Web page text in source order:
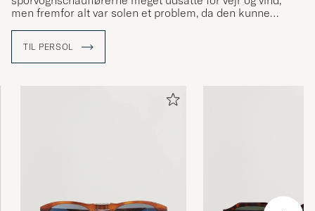
men fremfor alt var solen et problem, da den kunne
er gået hen og blev en klassiker inden for solbriller.
TIL PERSOL